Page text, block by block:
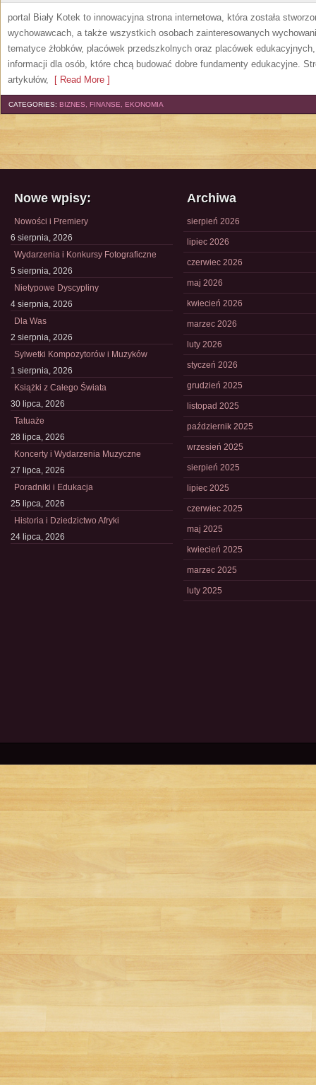
portal Biały Kotek to innowacyjna strona internetowa, która została
wychowawcach, a także wszystkich osobach zainteresowanych
tematyce żłobków, placówek przedszkolnych oraz placówek
informacji dla osób, które chcą budować dobre fundamenty edukacyjne.
artykułów, [ Read More ]
CATEGORIES: BIZNES, FINANSE, EKONOMIA
Nowe wpisy:
Nowości i Premiery
6 sierpnia, 2026
Wydarzenia i Konkursy Fotograficzne
5 sierpnia, 2026
Nietypowe Dyscypliny
4 sierpnia, 2026
Dla Was
2 sierpnia, 2026
Sylwetki Kompozytorów i Muzyków
1 sierpnia, 2026
Książki z Całego Świata
30 lipca, 2026
Tatuaże
28 lipca, 2026
Koncerty i Wydarzenia Muzyczne
27 lipca, 2026
Poradniki i Edukacja
25 lipca, 2026
Historia i Dziedzictwo Afryki
24 lipca, 2026
Archiwa
sierpień 2026
lipiec 2026
czerwiec 2026
maj 2026
kwiecień 2026
marzec 2026
luty 2026
styczeń 2026
grudzień 2025
listopad 2025
październik 2025
wrzesień 2025
sierpień 2025
lipiec 2025
czerwiec 2025
maj 2025
kwiecień 2025
marzec 2025
luty 2025